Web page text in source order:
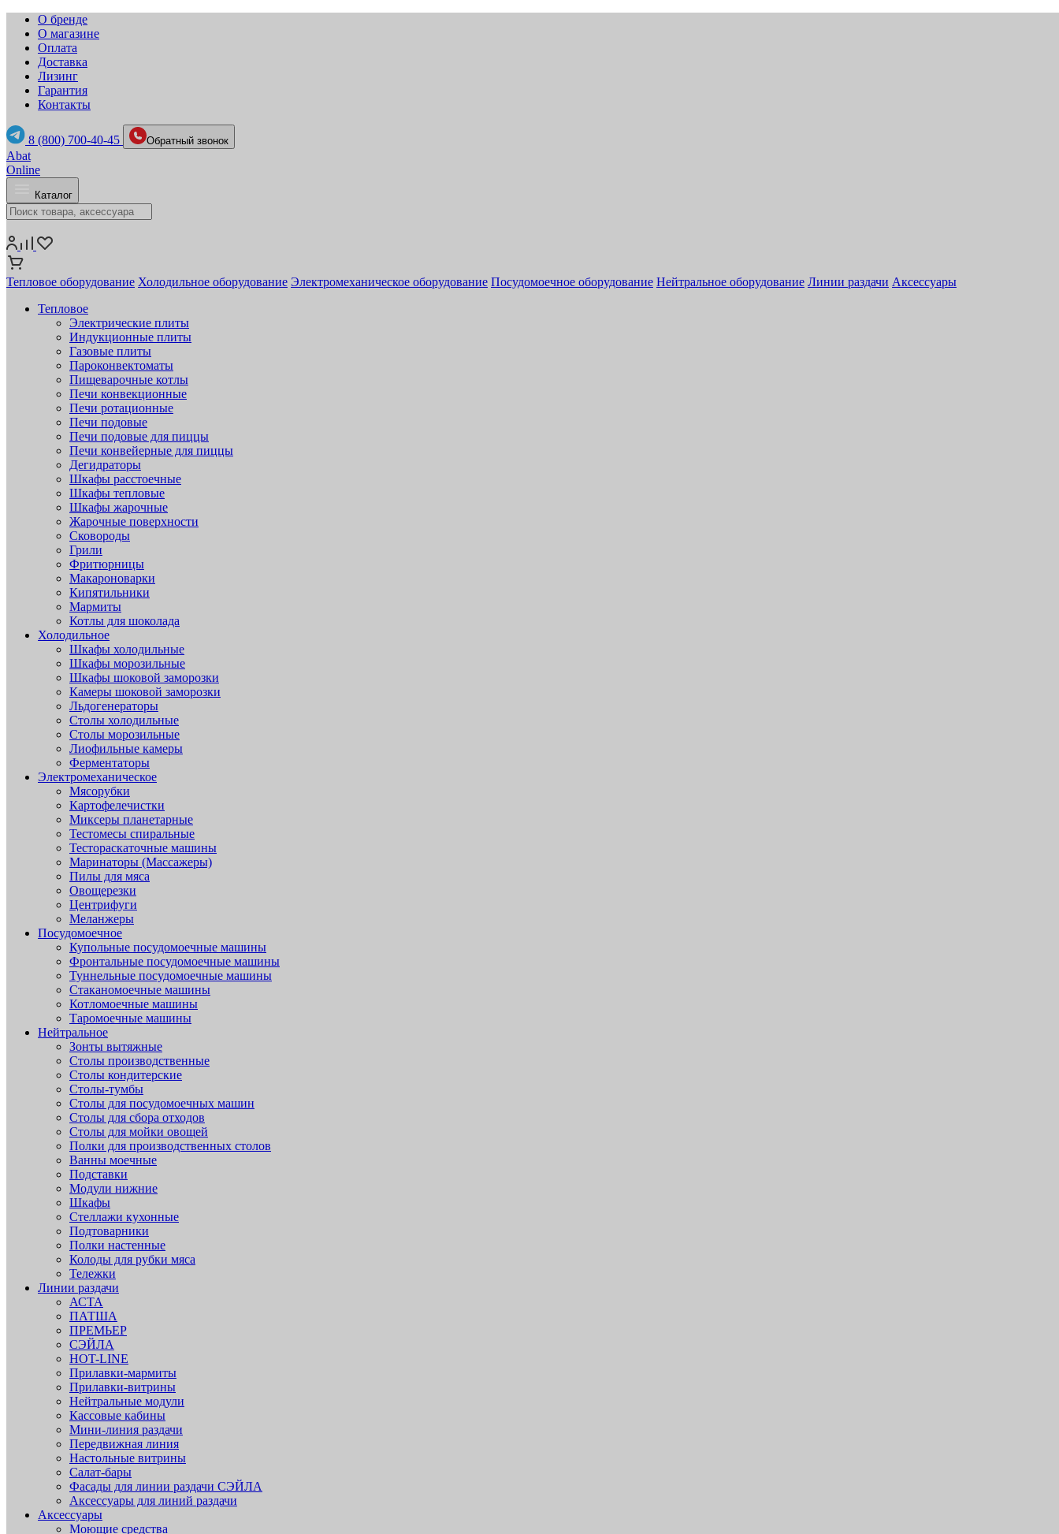
О бренде
О магазине
Оплата
Доставка
Лизинг
Гарантия
Контакты
8 (800) 700-40-45 Обратный звонок
Abat
Online
Каталог
Тепловое оборудование Холодильное оборудование Электромеханическое оборудование Посудомоечное оборудование Нейтральное оборудование Линии раздачи Аксессуары
Тепловое
Электрические плиты
Индукционные плиты
Газовые плиты
Пароконвектоматы
Пищеварочные котлы
Печи конвекционные
Печи ротационные
Печи подовые
Печи подовые для пиццы
Печи конвейерные для пиццы
Дегидраторы
Шкафы расстоечные
Шкафы тепловые
Шкафы жарочные
Жарочные поверхности
Сковороды
Грили
Фритюрницы
Макароноварки
Кипятильники
Мармиты
Котлы для шоколада
Холодильное
Шкафы холодильные
Шкафы морозильные
Шкафы шоковой заморозки
Камеры шоковой заморозки
Льдогенераторы
Столы холодильные
Столы морозильные
Лиофильные камеры
Ферментаторы
Электромеханическое
Мясорубки
Картофелечистки
Миксеры планетарные
Тестомесы спиральные
Тестораскаточные машины
Маринаторы (Массажеры)
Пилы для мяса
Овощерезки
Центрифуги
Меланжеры
Посудомоечное
Купольные посудомоечные машины
Фронтальные посудомоечные машины
Туннельные посудомоечные машины
Стаканомоечные машины
Котломоечные машины
Таромоечные машины
Нейтральное
Зонты вытяжные
Столы производственные
Столы кондитерские
Столы-тумбы
Столы для посудомоечных машин
Столы для сбора отходов
Столы для мойки овощей
Полки для производственных столов
Ванны моечные
Подставки
Модули нижние
Шкафы
Стеллажи кухонные
Подтоварники
Полки настенные
Колоды для рубки мяса
Тележки
Линии раздачи
АСТА
ПАТША
ПРЕМЬЕР
СЭЙЛА
HOT-LINE
Прилавки-мармиты
Прилавки-витрины
Нейтральные модули
Кассовые кабины
Мини-линия раздачи
Передвижная линия
Настольные витрины
Салат-бары
Фасады для линии раздачи СЭЙЛА
Аксессуары для линий раздачи
Аксессуары
Моющие средства